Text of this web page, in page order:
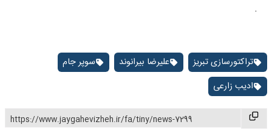
.
تراکتورسازی تبریز علیرضا بیرانوند
سوپر جام
ادیب زارعی
https://www.jaygahevizheh.ir/fa/tiny/news-7299